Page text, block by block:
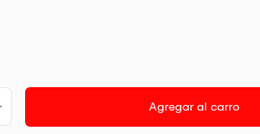
Agregar al carro